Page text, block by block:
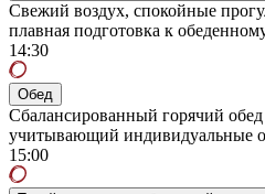
Свежий воздух, спокойные
плавная подготовка к
14:30
Обед
Сбалансированный горячий
учитывающий индивидуальные
15:00